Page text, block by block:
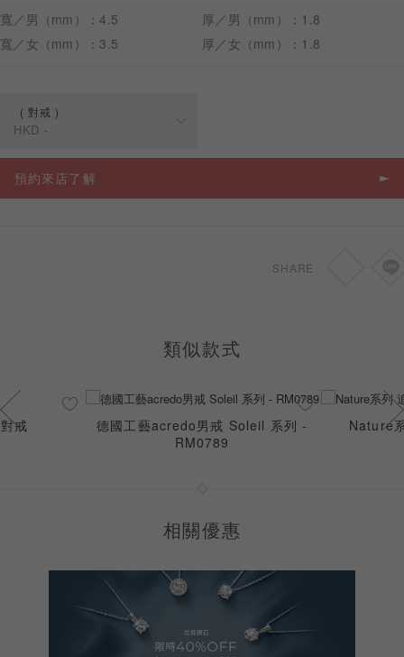
寬／男（mm）：4.5
厚／男（mm）：1.8
寬／女（mm）：3.5
厚／女（mm）：1.8
對戒
HKD -
規格 價格
對戒 HKD -
預約來店了解
SHARE
類似款式
戒
德國工藝acredo男戒 Soleil 系列 -
RM0789
Nature
相關優惠